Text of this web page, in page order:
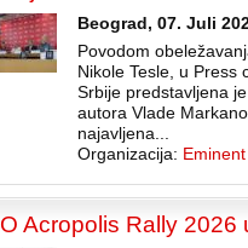
Beograd, 07. Juli
Povodom
Nikole Tesle, u Press
Srbije predstavljena
autora Vlade
najavljena...
Organizacija:
Acropolis Rally